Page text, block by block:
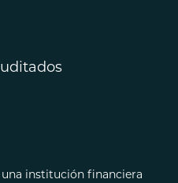
institución financiera